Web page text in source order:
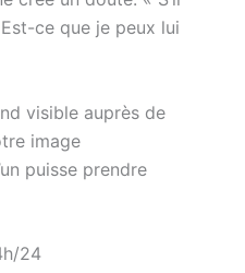
ce que je peux lui
visible auprès de
image
puisse prendre
24